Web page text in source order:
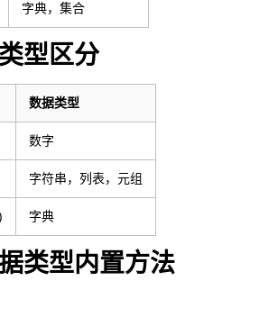
字典，集合
型区分
数据类型
数字
字符串，列表，元组
字典
类型内置方法